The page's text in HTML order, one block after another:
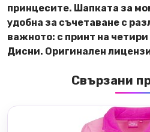
принцесите. Шапката за
удобна за съчетаване с
важното: с принт на
Дисни. Оригинален
Свързани